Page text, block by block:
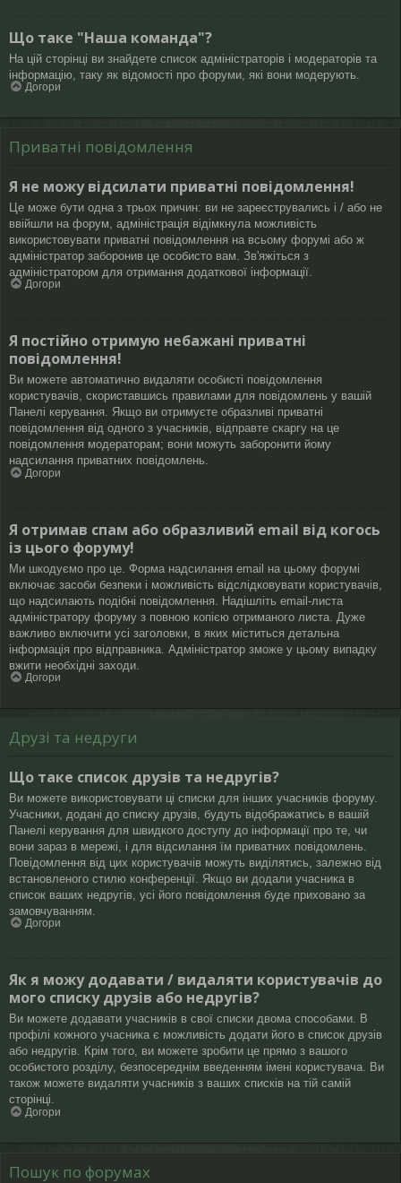
Що таке "Наша команда"?
На цій сторінці ви знайдете список адміністраторів і модераторів та
інформацію, таку як відомості про форуми, які вони модерують.
Догори
Приватні повідомлення
Я не можу відсилати приватні повідомлення!
Це може бути одна з трьох причин: ви не зареєструвались і / або не
ввійшли на форум, адміністрація відімкнула можливість
використовувати приватні повідомлення на всьому форумі або ж
адміністратор заборонив це особисто вам. Зв'яжіться з
адміністратором для отримання додаткової інформації.
Догори
Я постійно отримую небажані приватні
повідомлення!
Ви можете автоматично видаляти особисті повідомлення
користувачів, скориставшись правилами для повідомлень у вашій
Панелі керування. Якщо ви отримуєте образливі приватні
повідомлення від одного з учасників, відправте скаргу на це
повідомлення модераторам; вони можуть заборонити йому
надсилання приватних повідомлень.
Догори
Я отримав спам або образливий email від когось
із цього форуму!
Ми шкодуємо про це. Форма надсилання email на цьому форумі
включає засоби безпеки і можливість відслідковувати користувачів,
що надсилають подібні повідомлення. Надішліть email-листа
адміністратору форуму з повною копією отриманого листа. Дуже
важливо включити усі заголовки, в яких міститься детальна
інформація про відправника. Адміністратор зможе у цьому випадку
вжити необхідні заходи.
Догори
Друзі та недруги
Що таке список друзів та недругів?
Ви можете використовувати ці списки для інших учасників форуму.
Учасники, додані до списку друзів, будуть відображатись в вашій
Панелі керування для швидкого доступу до інформації про те, чи
вони зараз в мережі, і для відсилання їм приватних повідомлень.
Повідомлення від цих користувачів можуть виділятись, залежно від
встановленого стилю конференції. Якщо ви додали учасника в
список ваших недругів, усі його повідомлення буде приховано за
замовчуванням.
Догори
Як я можу додавати / видаляти користувачів до
мого списку друзів або недругів?
Ви можете додавати учасників в свої списки двома способами. В
профілі кожного учасника є можливість додати його в список друзів
або недругів. Крім того, ви можете зробити це прямо з вашого
особистого розділу, безпосереднім введенням імені користувача. Ви
також можете видаляти учасників з ваших списків на тій самій
сторінці.
Догори
Пошук по форумах